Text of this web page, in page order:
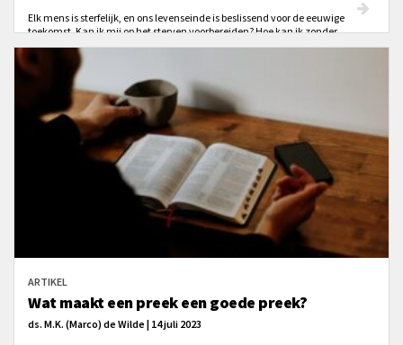
Elk mens is sterfelijk, en ons levenseinde is beslissend voor de eeuwige
toekomst. Kan ik mij op het sterven voorbereiden? Hoe kan ik zonder
ARTIKEL
Wat maakt een preek een goede preek?
ds. M.K. (Marco) de Wilde | 14 juli 2023